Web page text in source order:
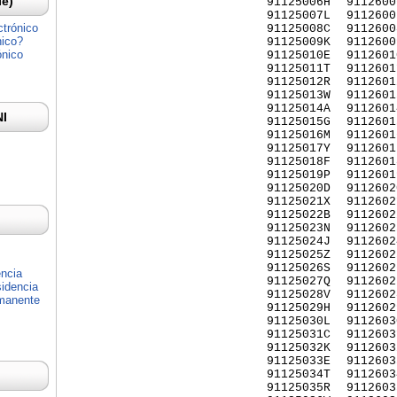
91125007L
91125008C
91125009K
91125010E
91125011T
91125012R
91125013W
91125014A
91125015G
91125016M
91125017Y
91125018F
91125019P
91125020D
91125021X
91125022B
91125023N
91125024J
91125025Z
91125026S
91125027Q
91125028V
91125029H
91125030L
91125031C
91125032K
91125033E
91125034T
91125035R